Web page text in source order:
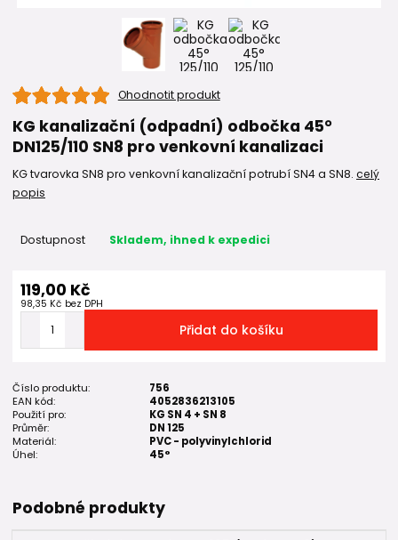
Ohodnotit produkt
KG kanalizační (odpadní) odbočka 45°
DN125/110 SN8 pro venkovní kanalizaci
KG tvarovka SN8 pro venkovní kanalizační potrubí SN4 a SN8. celý
popis
Dostupnost Skladem, ihned k expedici
119,00 Kč
98,35 Kč bez DPH
Přidat do košíku
Číslo produktu:
756
EAN kód:
4052836213105
Použití pro:
KG SN 4 + SN 8
Průměr:
DN 125
Materiál:
PVC - polyvinylchlorid
Úhel:
45°
Podobné produkty